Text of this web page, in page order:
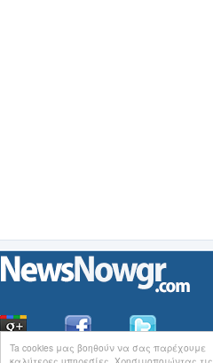
Ta cookies μας βοηθούν να σας παρέχουμε